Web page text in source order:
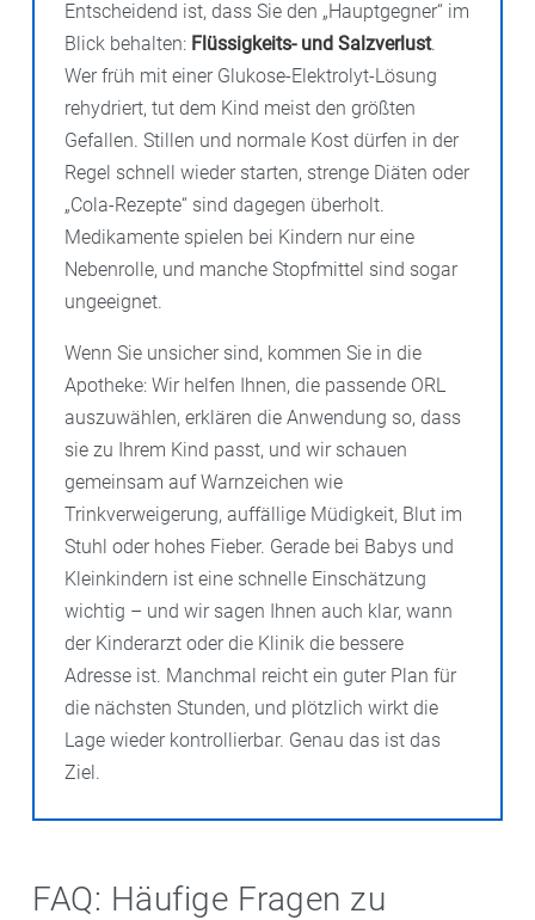
Entscheidend ist, dass Sie den „Hauptgegner“ im
Blick behalten: Flüssigkeits- und Salzverlust.
Wer früh mit einer Glukose-Elektrolyt-Lösung
rehydriert, tut dem Kind meist den größten
Gefallen. Stillen und normale Kost dürfen in der
Regel schnell wieder starten, strenge Diäten oder
„Cola-Rezepte“ sind dagegen überholt.
Medikamente spielen bei Kindern nur eine
Nebenrolle, und manche Stopfmittel sind sogar
ungeeignet.
Wenn Sie unsicher sind, kommen Sie in die
Apotheke: Wir helfen Ihnen, die passende ORL
auszuwählen, erklären die Anwendung so, dass
sie zu Ihrem Kind passt, und wir schauen
gemeinsam auf Warnzeichen wie
Trinkverweigerung, auffällige Müdigkeit, Blut im
Stuhl oder hohes Fieber. Gerade bei Babys und
Kleinkindern ist eine schnelle Einschätzung
wichtig – und wir sagen Ihnen auch klar, wann
der Kinderarzt oder die Klinik die bessere
Adresse ist. Manchmal reicht ein guter Plan für
die nächsten Stunden, und plötzlich wirkt die
Lage wieder kontrollierbar. Genau das ist das
Ziel.
FAQ: Häufige Fragen zu